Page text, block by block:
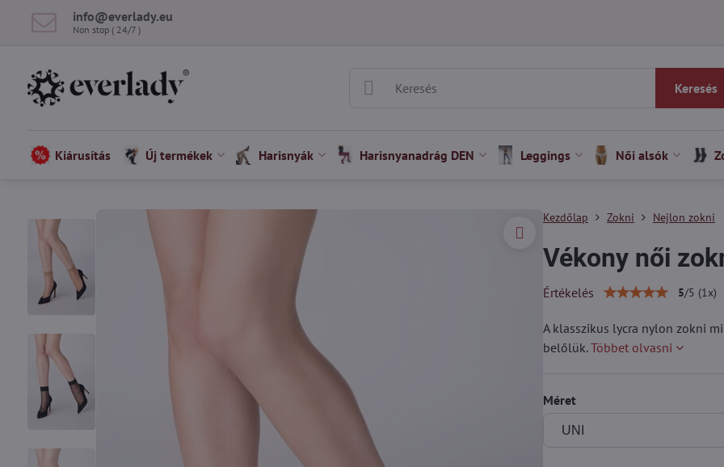
info​@everlady​.eu
Non stop ( 24/7 )
Keresés
Kiárusítás Új termékek Harisnyák Harisnyanadrág DEN Leggings Női alsók
Kezdőlap Zokni Nejlon zokni
Vékony női
Értékelés 5/5 (1x)
A klasszikus lycra nylon zokni
belőlük.Többet olvasni
Méret